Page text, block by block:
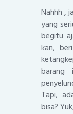
Nahhh ,
yang
begitu
kan,
barang
Tapi,
bisa?